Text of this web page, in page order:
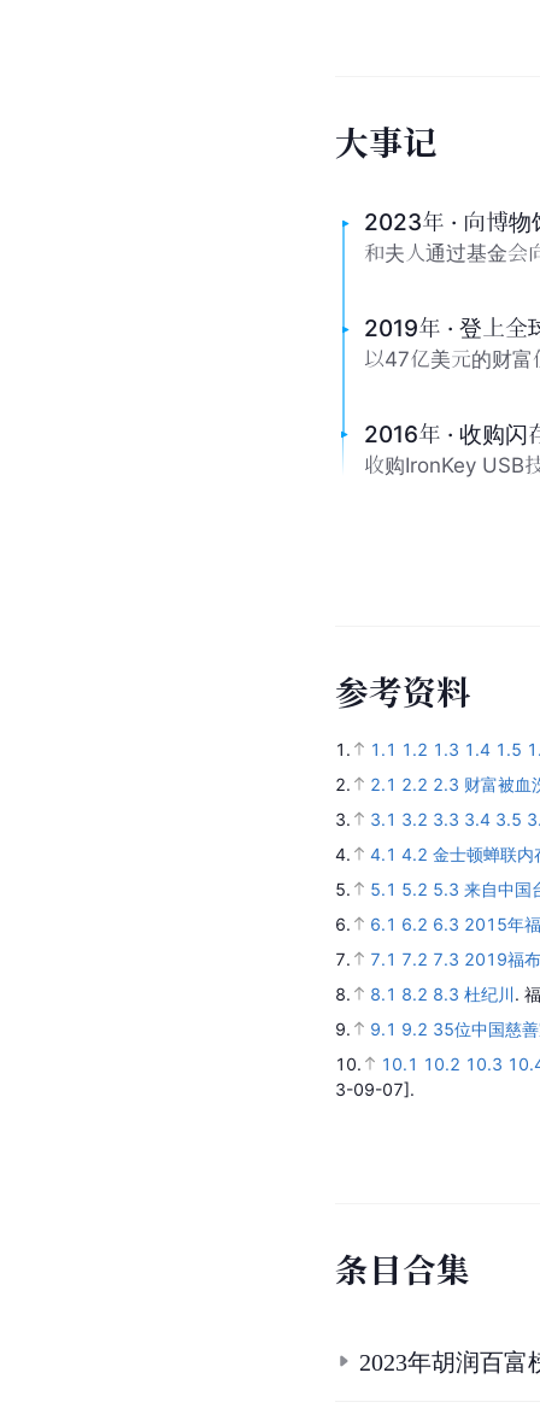
大事记
2023年 · 向博物
和夫人通过基金会
2019年 · 登上全
以47亿美元的财
2016年 · 收购闪
收购IronKey USB
参考资料
1. 1.1 1.2 1.3 1.4 1.5
2.
2.1 2.2 2.3 财富被血
3.
3.1 3.2 3.3 3.4 3.5
4.
4.1 4.2 金士顿蝉联内
5.
5.1 5.2 5.3 来自中国
6.
6.1 6.2 6.3 2015年
7.
7.1 7.2 7.3 2019福
8.
8.1 8.2 8.3 杜纪川.
9.
9.1 9.2 35位中国慈
10.
10.1 10.2 10.3
3-09-07].
条目合集
2023年胡润百富